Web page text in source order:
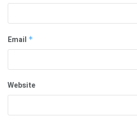
Email *
Website